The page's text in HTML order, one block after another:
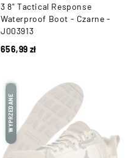
3 8" Tactical Response
Waterproof Boot - Czarne -
J003913
656,99 zł
WYPRZEDANE